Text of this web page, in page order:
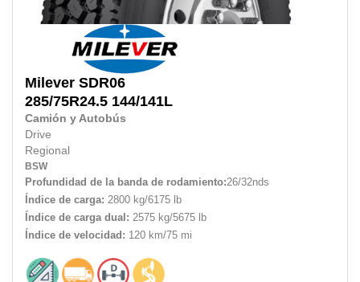
Milever SDR06
285/75R24.5 144/141L
Camión y Autobús
Drive
Regional
BSW
Profundidad de la banda de rodamiento:26/32nds
Índice de carga: 2800 kg/6175 lb
Índice de carga dual: 2575 kg/5675 lb
Índice de velocidad: 120 km/75 mi